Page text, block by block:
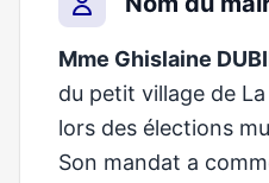
Mme Ghislaine
du petit village de La
lors des élections
Son mandat a